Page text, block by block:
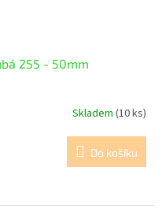
255 - 50mm
Skladem (10 ks)
Do košíku